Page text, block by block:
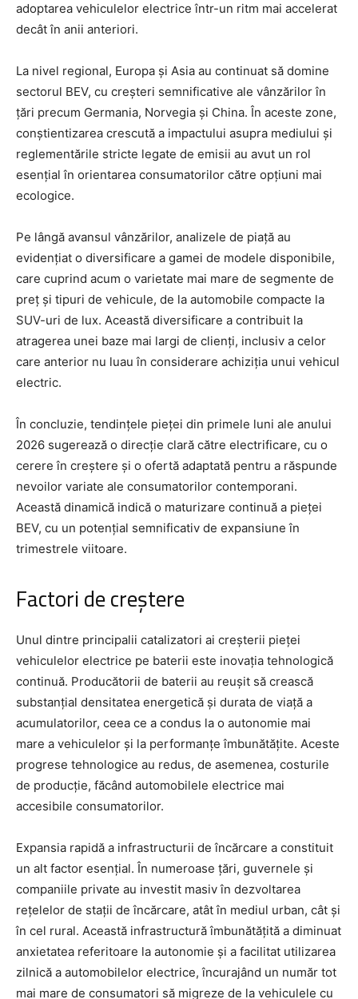
adoptarea vehiculelor electrice într-un ritm mai accelerat
decât în anii anteriori.
La nivel regional, Europa și Asia au continuat să domine
sectorul BEV, cu creșteri semnificative ale vânzărilor în
țări precum Germania, Norvegia și China. În aceste zone,
conștientizarea crescută a impactului asupra mediului și
reglementările stricte legate de emisii au avut un rol
esențial în orientarea consumatorilor către opțiuni mai
ecologice.
Pe lângă avansul vânzărilor, analizele de piață au
evidențiat o diversificare a gamei de modele disponibile,
care cuprind acum o varietate mai mare de segmente de
preț și tipuri de vehicule, de la automobile compacte la
SUV-uri de lux. Această diversificare a contribuit la
atragerea unei baze mai largi de clienți, inclusiv a celor
care anterior nu luau în considerare achiziția unui vehicul
electric.
În concluzie, tendințele pieței din primele luni ale anului
2026 sugerează o direcție clară către electrificare, cu o
cerere în creștere și o ofertă adaptată pentru a răspunde
nevoilor variate ale consumatorilor contemporani.
Această dinamică indică o maturizare continuă a pieței
BEV, cu un potențial semnificativ de expansiune în
trimestrele viitoare.
Factori de creștere
Unul dintre principalii catalizatori ai creșterii pieței
vehiculelor electrice pe baterii este inovația tehnologică
continuă. Producătorii de baterii au reușit să crească
substanțial densitatea energetică și durata de viață a
acumulatorilor, ceea ce a condus la o autonomie mai
mare a vehiculelor și la performanțe îmbunătățite. Aceste
progrese tehnologice au redus, de asemenea, costurile
de producție, făcând automobilele electrice mai
accesibile consumatorilor.
Expansia rapidă a infrastructurii de încărcare a constituit
un alt factor esențial. În numeroase țări, guvernele și
companiile private au investit masiv în dezvoltarea
rețelelor de stații de încărcare, atât în mediul urban, cât și
în cel rural. Această infrastructură îmbunătățită a diminuat
anxietatea referitoare la autonomie și a facilitat utilizarea
zilnică a automobilelor electrice, încurajând un număr tot
mai mare de consumatori să migreze de la vehiculele cu